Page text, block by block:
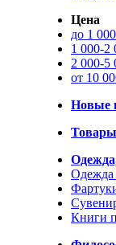
Цена
до 1
1 000-2
2 000-5
от 10
Новые
Одежда
Книги